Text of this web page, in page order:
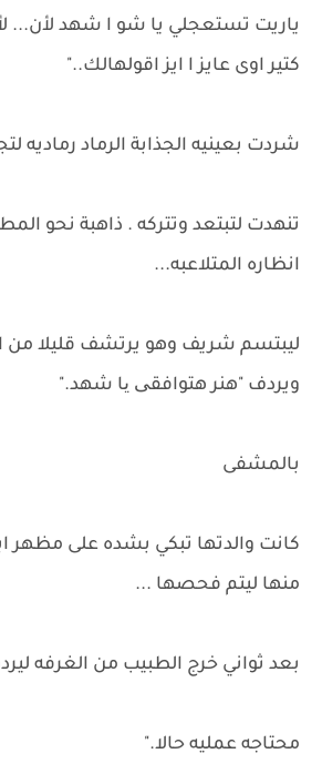
ياريت تستعجلي يا شو ا شهد لأن...
كتير اوى عايز ا ايز اقولهالك.."
شردت بعينيه الجذابة الرماد رماديه
تنهدت لتبتعد وتتركه . ذاهبة نحو
انظاره المتلاعبه...
ليبتسم شريف وهو يرتشف قليلا من
ويردف "هنر هتوافقی یا شهد."
بالمشفى
كانت والدتها تبكي بشده على مظهر
منها ليتم فحصها ...
بعد ثواني خرج الطبيب من الغرفه
محتاجه عمليه حالا."